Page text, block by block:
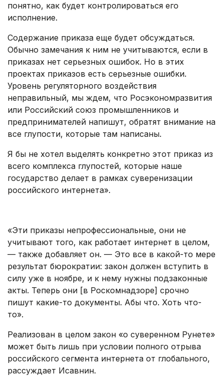
понятно, как будет контролироваться его
исполнение.
Содержание приказа еще будет обсуждаться.
Обычно замечания к ним не учитываются, если в
приказах нет серьезных ошибок. Но в этих
проектах приказов есть серьезные ошибки.
Уровень регуляторного воздействия
неправильный, мы ждем, что Росэкономразвития
или Российский союз промышленников и
предпринимателей напишут, обратят внимание на
все глупости, которые там написаны.
Я бы не хотел выделять конкретно этот приказ из
всего комплекса глупостей, которые наше
государство делает в рамках суверенизации
российского интернета».
«Эти приказы непрофессиональные, они не
учитывают того, как работает интернет в целом,
— также добавляет он. — Это все в какой-то мере
результат бюрократии: закон должен вступить в
силу уже в ноябре, и к нему нужны подзаконные
акты. Теперь они [в Роскомнадзоре] срочно
пишут какие-то документы. Абы что. Хоть что-
то».
Реализован в целом закон «о суверенном Рунете»
может быть лишь при условии полного отрыва
российского сегмента интернета от глобального,
рассуждает Исавнин.